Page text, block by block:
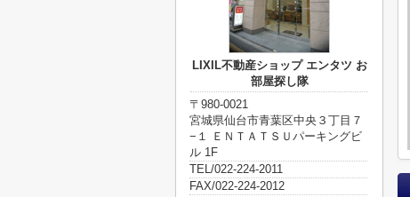
LIXIL不動産ショップ エンタツ お
部屋探し隊
〒980-0021
宮城県仙台市青葉区中央３丁目７
−１ ＥＮＴＡＴＳＵパーキングビ
ル 1F
TEL/022-224-2011
FAX/022-224-2012